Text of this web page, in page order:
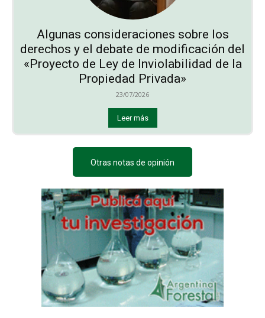
Algunas consideraciones sobre los
derechos y el debate de modificación del
«Proyecto de Ley de Inviolabilidad de la
Propiedad Privada»
23/07/2026
Leer más
Otras notas de opinión